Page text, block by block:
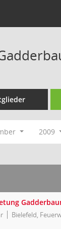
2009
Bielefeld,